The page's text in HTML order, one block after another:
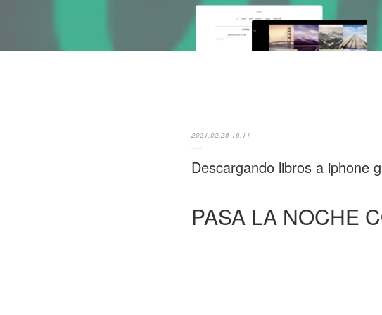
2021.02.25 16:11
Descargando libros a iphone
PASA LA NOCHE